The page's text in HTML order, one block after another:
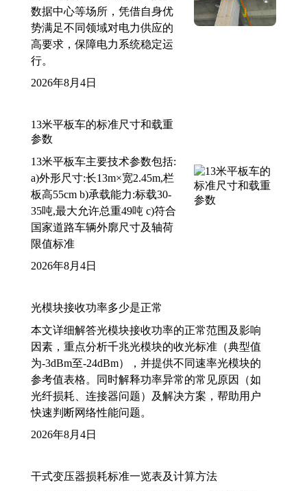
数据中心等场所，凭借自身优
势满足不同领域对电力供应的
高要求，保障电力系统稳定运
行。
2026年8月4日
13米平板车的标准尺寸和载重
参数
13米平板车主要技术参数包括:
a)外形尺寸:长13m×宽2.45m,栏
板高55cm b)承载能力:标载30-
35吨,最大允许总重49吨 c)符合
国家道路车辆外廓尺寸及轴荷
限值标准
2026年8月4日
光模块接收功率多少是正常
本文详细解答光模块接收功率的正常范围及影响
因素，重点分析千兆光模块的收光标准（典型值
为-3dBm至-24dBm），并提供不同速率光模块的
参考值表格。同时解释功率异常的常见原因（如
光纤损耗、连接器问题）及解决方案，帮助用户
快速判断网络性能问题。
2026年8月4日
干式变压器损耗标准一览表及计算方法